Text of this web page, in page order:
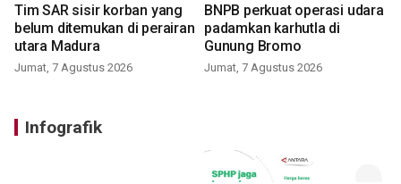
Tim SAR sisir korban yang
belum ditemukan di perairan
utara Madura
Jumat, 7 Agustus 2026
BNPB perkuat operasi udara
padamkan karhutla di
Gunung Bromo
Jumat, 7 Agustus 2026
Infografik